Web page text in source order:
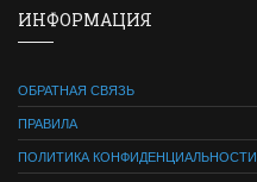
ИНФОРМАЦИЯ
ОБРАТНАЯ СВЯЗЬ
ПРАВИЛА
ПОЛИТИКА КОНФИДЕНЦИАЛЬНОСТИ